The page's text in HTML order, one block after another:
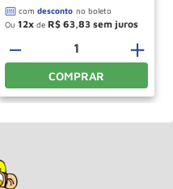
Ou 12 de R$ 63 83
＋
－
COMPRAR